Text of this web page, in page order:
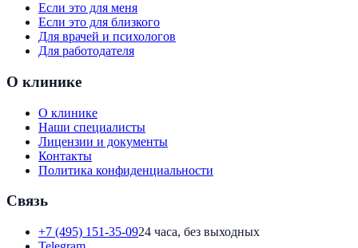
Если это для меня
Если это для близкого
Для врачей и психологов
Для работодателя
О клинике
О клинике
Наши специалисты
Лицензии и документы
Контакты
Политика конфиденциальности
Связь
+7 (495) 151-35-0924 часа, без выходных